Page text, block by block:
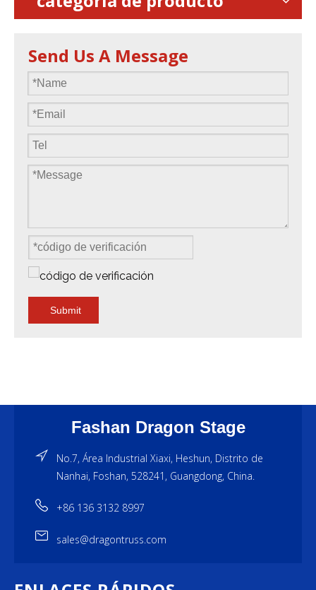
Send Us A Message
Submit
Fashan Dragon Stage
No.7, Área Industrial Xiaxi, Heshun, Distrito de
Nanhai, Foshan, 528241, Guangdong, China.
+86 136 3132 8997
sales@dragontruss.com